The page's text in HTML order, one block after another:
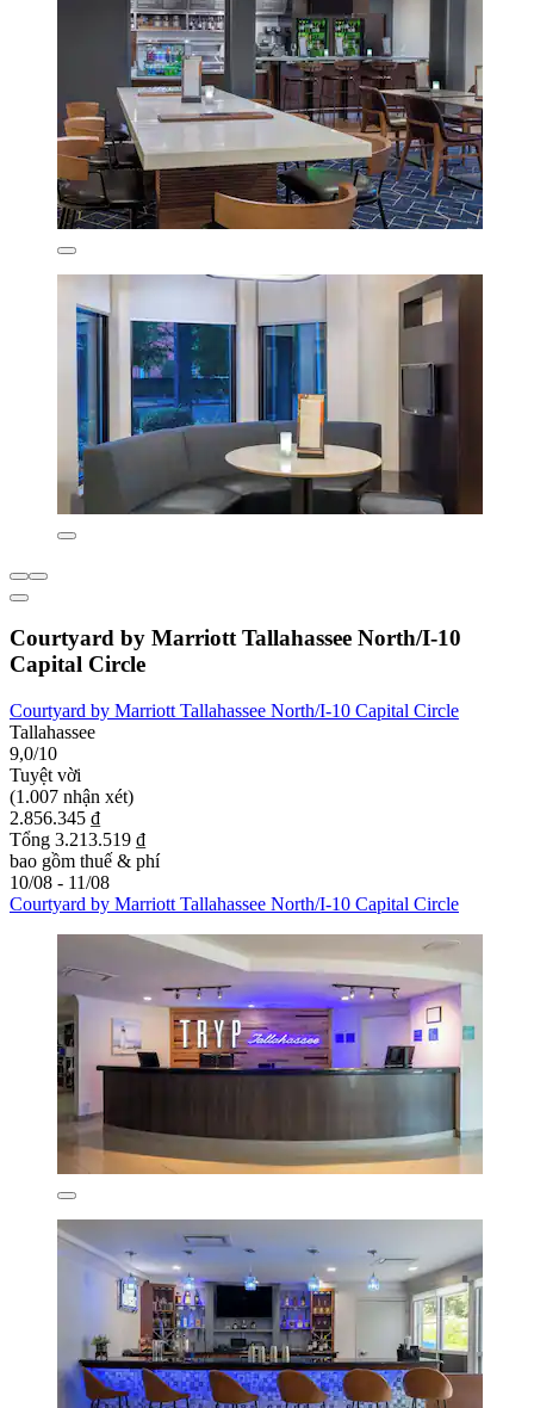
Courtyard by Marriott Tallahassee North/I-10
Capital Circle
Courtyard by Marriott Tallahassee North/I-10 Capital Circle
Tallahassee
9,0/10
Tuyệt vời
(1.007 nhận xét)
2.856.345 ₫
Tổng 3.213.519 ₫
bao gồm thuế & phí
10/08 - 11/08
Courtyard by Marriott Tallahassee North/I-10 Capital Circle